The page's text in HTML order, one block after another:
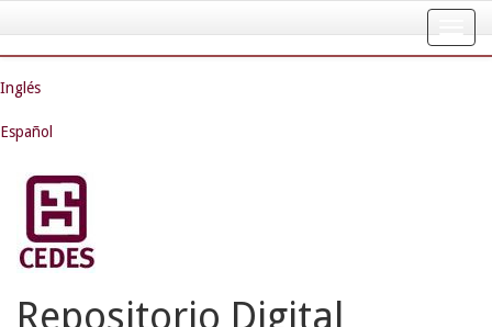
navigation
Inglés
Español
Repositorio Digital